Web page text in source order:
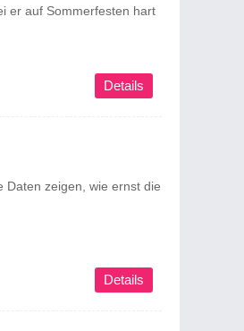
er auf Sommerfesten hart
Details
Daten zeigen, wie ernst die
Details